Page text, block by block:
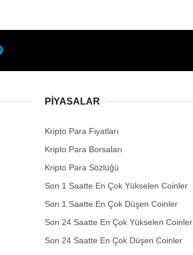
PIYASALAR
Kripto Para Fiyatları
Kripto Para Borsaları
Kripto Para Sözlüğü
Son 1 Saatte En Çok Yükselen Coinler
Son 1 Saatte En Çok Düşen Coinler
Son 24 Saatte En Çok Yükselen Coinler
Son 24 Saatte En Çok Düşen Coinler